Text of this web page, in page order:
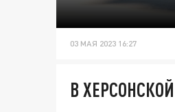
03 МАЯ 2023 16:27
В